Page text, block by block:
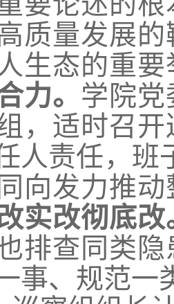
质量发展
生态的重
力。 学院
，适时召
人责任，班
向发力推
实改彻底改
排查同类
事、规范一